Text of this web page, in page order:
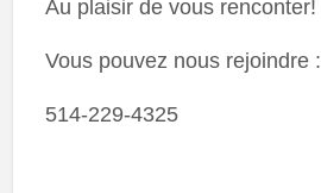
Au plaisir de vous renconter!
Vous pouvez nous rejoindre :
514-229-4325